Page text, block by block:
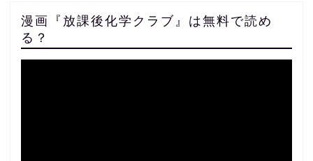
漫画『放課後化学クラブ』は無料で読め
る？